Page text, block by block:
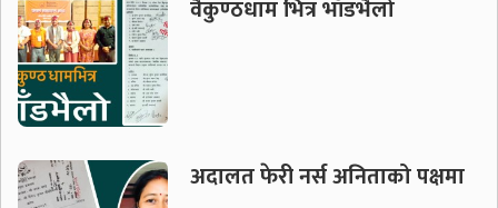
वैकुण्ठधाम भित्र भाँडभैलो
अदालत फेरी नर्स अनिताको पक्षमा